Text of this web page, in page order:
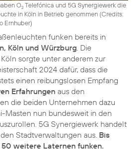
O2Telefónica und 5G Synergiewerk die
in Köln in Betrieb genommen (Credits:
Ernhuber)
funken bereits in
Köln und Würzburg. Die
sorgte unter anderem zur
2024 dafür, dass die
einen reibungslosen Empfang
Erfahrungen aus den
die beiden Unternehmen dazu
Masten nun bundesweit in den
5G Synergiewerk handelt
Stadtverwaltungen aus. Bis
weitere Laternen funken.